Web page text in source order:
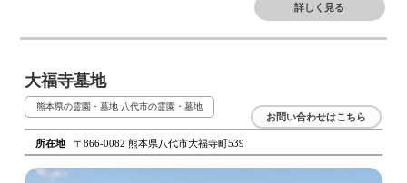
詳しく見る
大福寺墓地
熊本県の霊園・墓地 八代市の霊園・墓地
所在地 〒866-0082 熊本県八代市大福寺町539
お問い合わせはこちら